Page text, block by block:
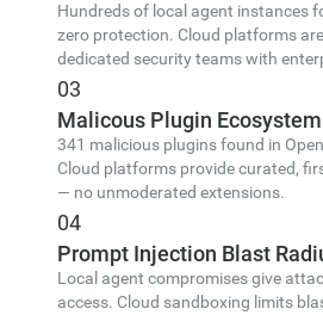
Hundreds of local agent instances
zero protection. Cloud platforms
dedicated security teams with
03
Malicous Plugin Ecosystem
341 malicious plugins found in
Cloud platforms provide curated,
— no unmoderated extensions.
04
Prompt Injection Blast
Local agent compromises give
access. Cloud sandboxing limits